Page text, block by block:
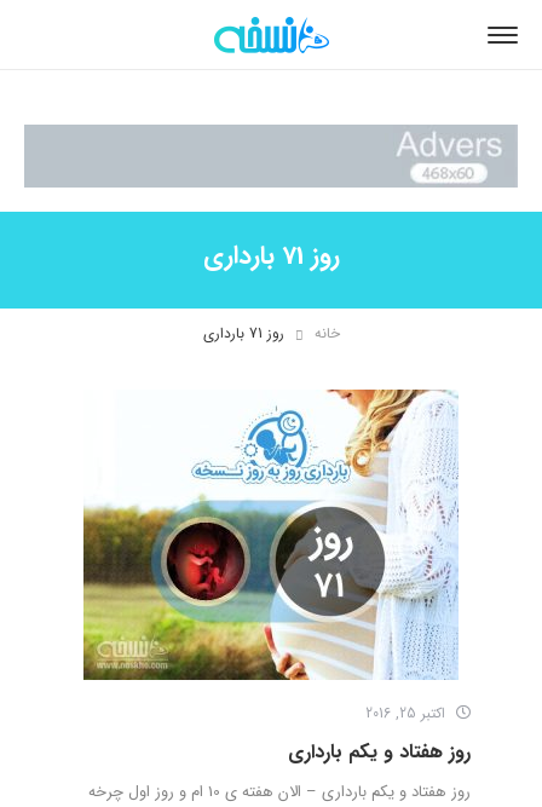
روز 71 بارداری
خانه روز 71 بارداری
اکتبر 25, 2016
روز هفتاد و یکم بارداری
روز هفتاد و یکم بارداری – الان هفته ی 10 ام و روز اول چرخه